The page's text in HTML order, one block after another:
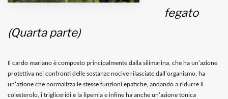
Bernardis
Informativa sulla privacy
fegato
(Quarta parte)
Il cardo mariano è composto principalmente dalla silimarina, che ha un'azione
protettiva nei confronti delle sostanze nocive rilasciate dall'organismo, ha
un'azione che normalizza le stesse funzioni epatiche, andando a ridurre il
colesterolo, i trigliceridi e la lipemia e infine ha anche un'azione tonica